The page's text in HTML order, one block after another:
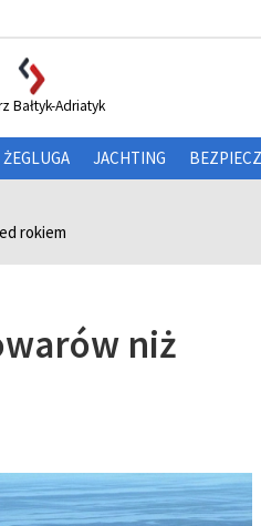
Bałtyk-Adriatyk
ŻEGLUGA JACHTING
rokiem
niż